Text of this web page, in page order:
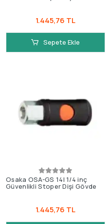
1.445,76 TL
Sepete Ekle
Osaka OSA-GS 14I 1/4 inç
Güvenlikli Stoper Dişi Gövde
1.445,76 TL